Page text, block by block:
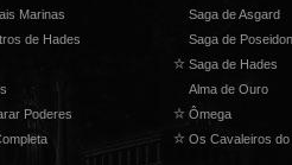
Marinas
de Hades
Poderes
Saga de Asgard
Saga de Poseidon
☆ Saga de Hades
Alma de Ouro
☆ Ômega
☆ Os Cavaleiros